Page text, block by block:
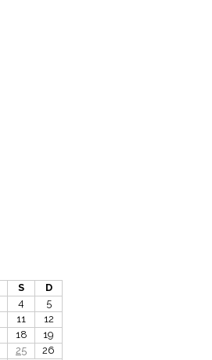
S
D
4
5
11
12
18
19
25 26